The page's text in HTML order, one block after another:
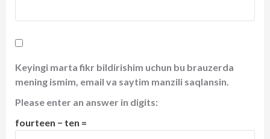
Keyingi marta fikr bildirishim uchun bu brauzerda
mening ismim, email va saytim manzili saqlansin.
Please enter an answer in digits:
fourteen − ten =